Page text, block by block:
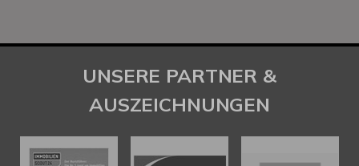
UNSERE PARTNER &
AUSZEICHNUNGEN